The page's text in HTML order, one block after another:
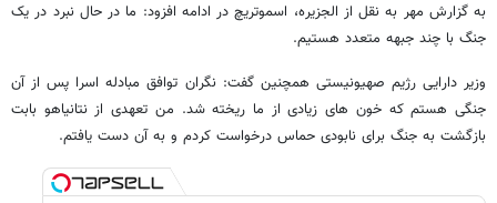
به گزارش مهر به نقل از الجزیره، اسموتریچ در ادامه افزود: ما در حال نبرد در یک
جنگ با چند جبهه متعدد هستیم.
وزیر دارایی رژیم صهیونیستی همچنین گفت: نگران توافق مبادله اسرا پس از آن
جنگی هستم که خون های زیادی از ما ریخته شد. من تعهدی از نتانیاهو بابت
بازگشت به جنگ برای نابودی حماس درخواست کردم و به آن دست یافتم.